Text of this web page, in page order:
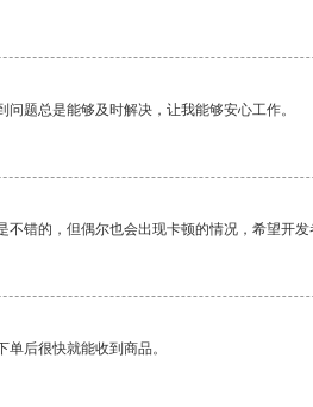
题总是能够及时解决，让我能够安心工作。
错的，但偶尔也会出现卡顿的情况，希望开发
后很快就能收到商品。